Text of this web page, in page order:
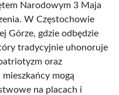
Narodowym 3 Maja
W Częstochowie
Górze, gdzie odbędzie
tradycyjnie uhonoruje
oraz
mogą
na placach i